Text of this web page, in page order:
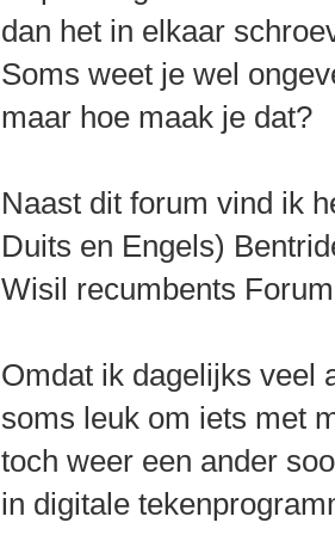
dan het in elkaar
Soms weet je wel
maar hoe maak je dat?
Naast dit forum vind ik
Duits en Engels)
Wisil recumbents
Omdat ik dagelijks veel
soms leuk om iets met
toch weer een ander
in digitale